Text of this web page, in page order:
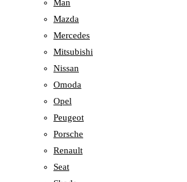
Man
Mazda
Mercedes
Mitsubishi
Nissan
Omoda
Opel
Peugeot
Porsche
Renault
Seat